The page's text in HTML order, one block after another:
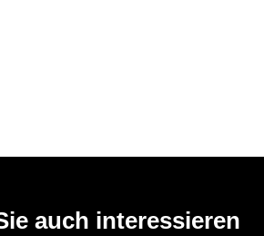
auch interessieren